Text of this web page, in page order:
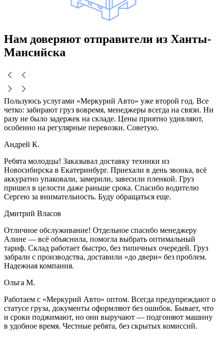
Нам доверяют отправители из Ханты-
Мансийска
Пользуюсь услугами «Меркурий Авто» уже второй год. Все
четко: забирают груз вовремя, менеджеры всегда на связи. Ни
разу не было задержек на складе. Цены приятно удивляют,
особенно на регулярные перевозки. Советую.
Андрей К.
Ребята молодцы! Заказывал доставку техники из
Новосибирска в Екатеринбург. Приехали в день звонка, всё
аккуратно упаковали, замерили, завесили пленкой. Груз
пришел в целости даже раньше срока. Спасибо водителю
Сергею за внимательность. Буду обращаться еще.
Дмитрий Власов
Отличное обслуживание! Отдельное спасибо менеджеру
Алине — всё объяснила, помогла выбрать оптимальный
тариф. Склад работает быстро, без типичных очередей. Груз
забрали с производства, доставили «до двери» без проблем.
Надежная компания.
Ольга М.
Работаем с «Меркурий Авто» оптом. Всегда предупреждают о
статусе груза, документы оформляют без ошибок. Бывает, что
и сроки поджимают, но они выручают — подгоняют машину
в удобное время. Честные ребята, без скрытых комиссий.